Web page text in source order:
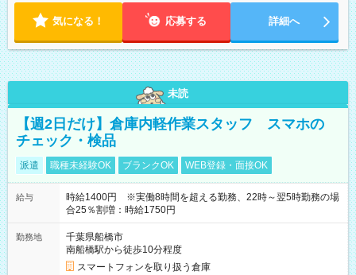
気になる！ 応募する 詳細へ
未読
【週2日だけ】倉庫内軽作業スタッフ スマホの
チェック・検品
派遣 職種未経験OK ブランクOK WEB登録・面接OK
給与
時給1400円 ※実働8時間を超える勤務、22時～翌5時勤務の場
合25％割増：時給1750円
勤務地
千葉県船橋市
南船橋駅から徒歩10分程度
スマートフォンを取り扱う倉庫